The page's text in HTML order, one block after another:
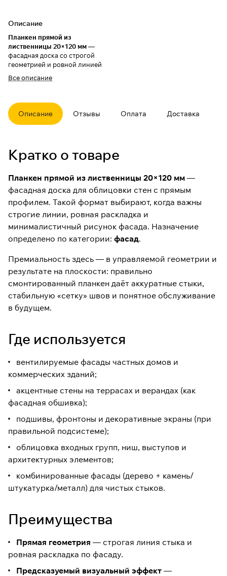
Описание
Планкен прямой из
лиственницы 20×120 мм—
фасадная доска со строгой
геометрией и ровной линией
хорошо работает в современной
раскладка, чистая графика и
предсказуемый внешний вид
после монтажа.
работах при условии
правильного конструктивного
корректный крепёж) и
грамотной защиты покрытиями.
Назначение определено по
Что важно
учесть при
выборе
Размер:20×120 мм(толщина ×
ширина).
(выбирается в карточке).
(доступны вариантыАВ / А /
Прима / Экстра
заранее продумайте подсистему,
вентиляционный зазор и узлы
примыканий.
Смотрите также: фасадные
решения,все варианты прямого
планкена
покрытия для фасада.
Все описание
Описание Отзывы Оплата Доставка
Кратко о товаре
Планкен прямой из лиственницы 20×120 мм —
фасадная доска для облицовки стен с прямым
профилем. Такой формат выбирают, когда важны
строгие линии, ровная раскладка и
минималистичный рисунок фасада. Назначение
определено по категории: фасад.
Премиальность здесь — в управляемой геометрии и
результате на плоскости: правильно
смонтированный планкен даёт аккуратные стыки,
стабильную «сетку» швов и понятное обслуживание
в будущем.
Где используется
вентилируемые фасады частных домов и
коммерческих зданий;
акцентные стены на террасах и верандах (как
фасадная обшивка);
подшивы, фронтоны и декоративные экраны (при
правильной подсистеме);
облицовка входных групп, ниш, выступов и
архитектурных элементов;
комбинированные фасады (дерево + камень/
штукатурка/металл) для чистых стыков.
Преимущества
Прямая геометрия — строгая линия стыка и
ровная раскладка по фасаду.
Предсказуемый визуальный эффект —